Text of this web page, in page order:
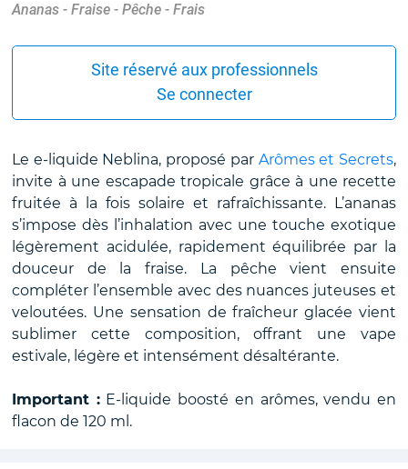
Ananas - Fraise - Pêche - Frais
Site réservé aux professionnels
Se connecter
Le e-liquide Neblina, proposé par Arômes et Secrets,
invite à une escapade tropicale grâce à une recette
fruitée à la fois solaire et rafraîchissante. L’ananas
s’impose dès l’inhalation avec une touche exotique
légèrement acidulée, rapidement équilibrée par la
douceur de la fraise. La pêche vient ensuite
compléter l’ensemble avec des nuances juteuses et
veloutées. Une sensation de fraîcheur glacée vient
sublimer cette composition, offrant une vape
estivale, légère et intensément désaltérante.
Important :E-liquide boosté en arômes, vendu en
flacon de 120 ml.